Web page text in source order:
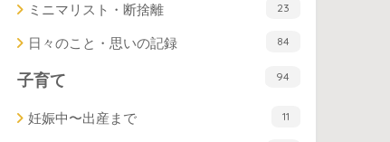
ミニマリスト・断捨離 23
日々のこと・思いの記録 84
子育て 94
妊娠中〜出産まで 11